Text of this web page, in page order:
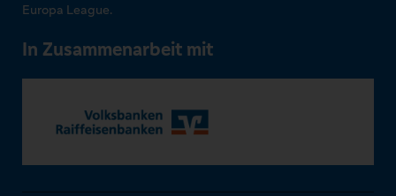
Europa League.
In Zusammenarbeit mit